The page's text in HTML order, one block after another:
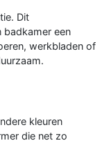
Dit
badkamer een
werkbladen of
kleuren
die net zo